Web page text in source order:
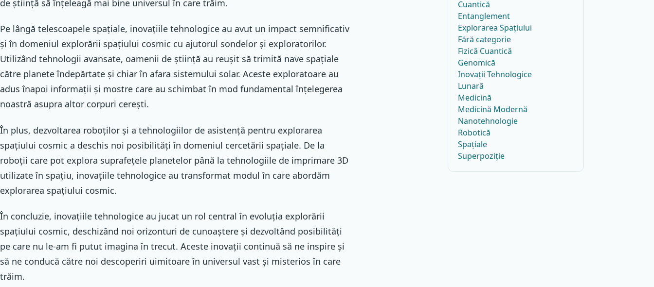
de știință să înțeleagă mai bine universul în care trăim.
Pe lângă telescoapele spațiale, inovațiile tehnologice au avut un impact semnificativ
și în domeniul explorării spațiului cosmic cu ajutorul sondelor și exploratorilor.
Utilizând tehnologii avansate, oamenii de știință au reușit să trimită nave spațiale
către planete îndepărtate și chiar în afara sistemului solar. Aceste exploratoare au
adus înapoi informații și mostre care au schimbat în mod fundamental înțelegerea
noastră asupra altor corpuri cerești.
În plus, dezvoltarea roboților și a tehnologiilor de asistență pentru explorarea
spațiului cosmic a deschis noi posibilități în domeniul cercetării spațiale. De la
roboții care pot explora suprafețele planetelor până la tehnologiile de imprimare 3D
utilizate în spațiu, inovațiile tehnologice au transformat modul în care abordăm
explorarea spațiului cosmic.
În concluzie, inovațiile tehnologice au jucat un rol central în evoluția explorării
spațiului cosmic, deschizând noi orizonturi de cunoaștere și dezvoltând posibilități
pe care nu le-am fi putut imagina în trecut. Aceste inovații continuă să ne inspire și
să ne conducă către noi descoperiri uimitoare în universul vast și misterios în care
trăim.
Cuantică
Entanglement
Explorarea Spațiului
Fără categorie
Fizică Cuantică
Genomică
Inovații Tehnologice
Lunară
Medicină
Medicină Modernă
Nanotehnologie
Robotică
Spațiale
Superpoziție